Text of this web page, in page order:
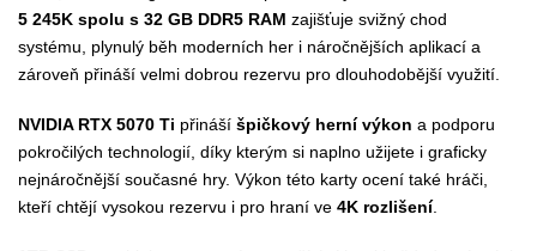
5 245K spolu s 32 GB DDR5 RAM zajišťuje svižný chod
systému, plynulý běh moderních her i náročnějších aplikací a
zároveň přináší velmi dobrou rezervu pro dlouhodobější využití.
NVIDIA RTX 5070 Ti přináší špičkový herní výkon a podporu
pokročilých technologií, díky kterým si naplno užijete i graficky
nejnáročnější současné hry. Výkon této karty ocení také hráči,
kteří chtějí vysokou rezervu i pro hraní ve 4K rozlišení.